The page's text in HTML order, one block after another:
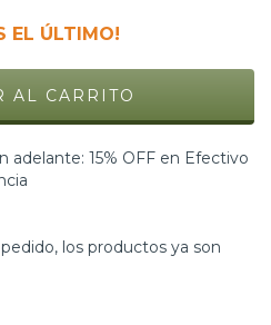
EL ÚLTIMO!
adelante: 15% OFF en Efectivo
los productos ya son